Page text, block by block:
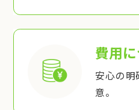
費用
安心の明
意。